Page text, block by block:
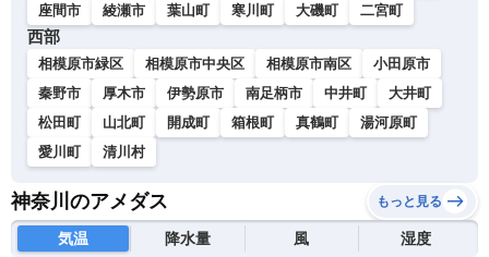
座間市
綾瀬市 葉山町 寒川町 大磯町 二宮町
西部
相模原市緑区 相模原市中央区 相模原市南区
小田原市
秦野市
厚木市 伊勢原市 南足柄市 中井町
大井町
松田町
山北町 開成町 箱根町 真鶴町
湯河原町
愛川町
清川村
神奈川のアメダス もっと見る
気温 降水量 風 湿度